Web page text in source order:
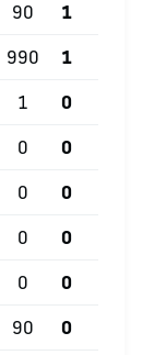
90 1
990 1
1 0
0 0
0 0
0 0
0 0
90 0